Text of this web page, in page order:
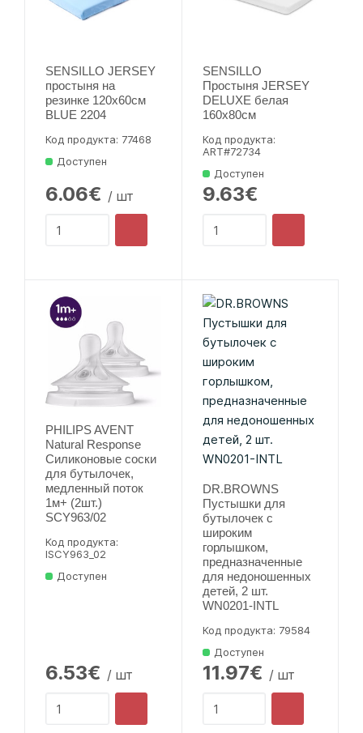
SENSILLO JERSEY
простыня на
резинке 120x60см
BLUE 2204
Код продукта: 77468
Доступен
6.06€ / шт
SENSILLO
Простыня JERSEY
DELUXE белая
160x80см
Код продукта:
ART#72734
Доступен
9.63€
PHILIPS AVENT
Natural Response
Силиконовые соски
для бутылочек,
медленный поток
1м+ (2шт.)
SCY963/02
Код продукта:
lSCY963_02
Доступен
6.53€ / шт
DR.BROWNS
Пустышки для
бутылочек с
широким
горлышком,
предназначенные
для недоношенных
детей, 2 шт.
WN0201-INTL
Код продукта: 79584
Доступен
11.97€ / шт